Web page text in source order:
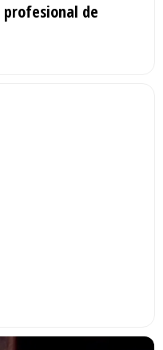
de